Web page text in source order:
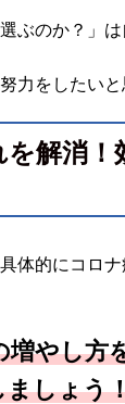
ぶのか？」は
力をしたいと
を解消！
体的にコロ
増やし方
ましょう